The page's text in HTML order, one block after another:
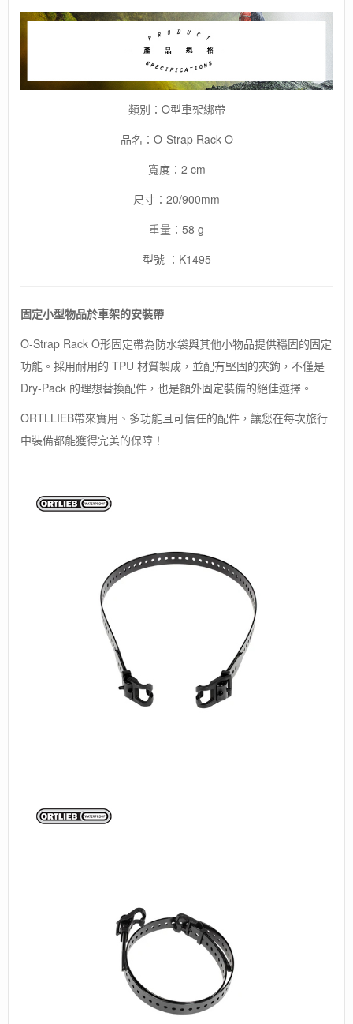
類別：O型車架綁帶
品名：O-Strap Rack O
寬度：2 cm
尺寸：20/900mm
重量：58 g
型號 ：K1495
固定小型物品於車架的安裝帶
O-Strap Rack O形固定帶為防水袋與其他小物品提供穩固的固定
功能。採用耐用的 TPU 材質製成，並配有堅固的夾鉤，不僅是
Dry-Pack 的理想替換配件，也是額外固定裝備的絕佳選擇。
ORTLLIEB帶來實用、多功能且可信任的配件，讓您在每次旅行
中裝備都能獲得完美的保障！